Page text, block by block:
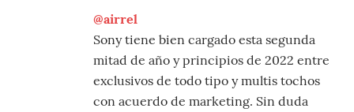
@airrel
Sony tiene bien cargado esta segunda
mitad de año y principios de 2022 entre
exclusivos de todo tipo y multis tochos
con acuerdo de marketing. Sin duda